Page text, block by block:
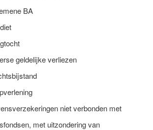
BA
geldelijke verliezen
niet verbonden met
met uitzondering van